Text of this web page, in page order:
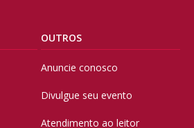
OUTROS
Anuncie conosco
Divulgue seu evento
Atendimento ao leitor